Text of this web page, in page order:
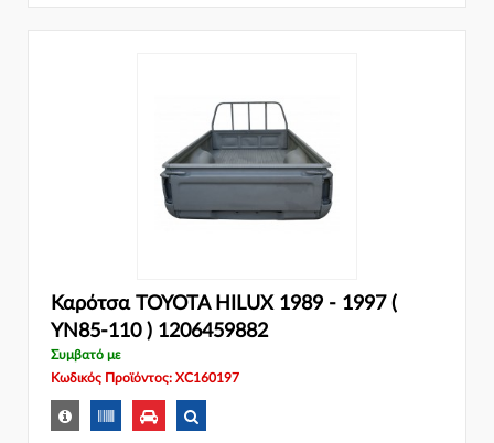
Καρότσα TOYOTA HILUX 1989 - 1997 (
YN85-110 ) 1206459882
Συμβατό με
Κωδικός Προϊόντος: XC160197